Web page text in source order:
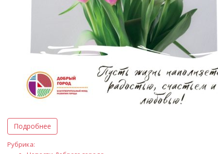
Подробнее
Рубрика: